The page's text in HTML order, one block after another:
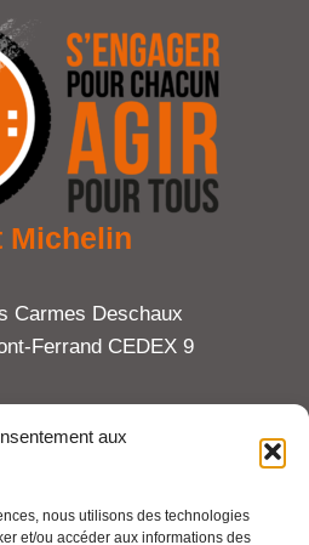
aux
nous utilisons des technologies
et/ou accéder aux informations des
Michelin
Carmes Deschaux
Ferrand CEDEX 9